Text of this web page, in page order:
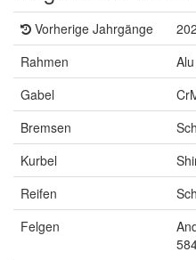
Vorherige Jahrgänge
Rahmen
Gabel
Bremsen
Kurbel
Reifen
Felgen